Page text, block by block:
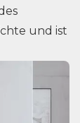
und ist